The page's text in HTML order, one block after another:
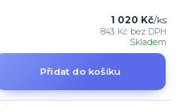
1 020 Kč/ks
843 Kč bez DPH
Skladem
Přidat do košíku